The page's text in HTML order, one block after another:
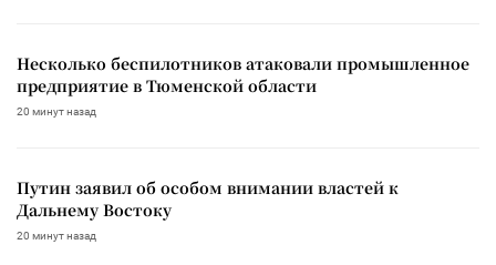
Несколько беспилотников атаковали промышленное
предприятие в Тюменской области
20 минут назад
Путин заявил об особом внимании властей к
Дальнему Востоку
20 минут назад